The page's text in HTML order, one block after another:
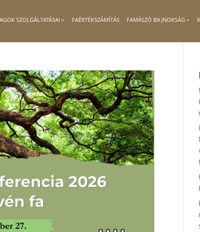
SZOLGÁLTATÁSAI FAÉRTÉKSZÁMÍTÁS FAMÁSZÓ BAJNOKSÁG